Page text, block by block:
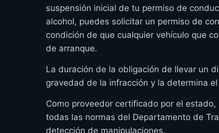
suspensión inicial de tu permiso de
alcohol, puedes solicitar un permiso de
condición de que cualquier vehículo que
de arranque.
La duración de la obligación de llevar un
gravedad de la infracción y la determina
Como proveedor certificado por el
todas las normas del Departamento de
detección de manipulaciones.